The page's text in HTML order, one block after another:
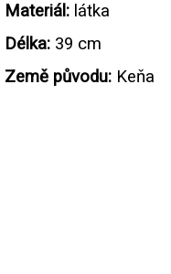
Materiál: látka
Délka: 39 cm
Země původu: Keňa